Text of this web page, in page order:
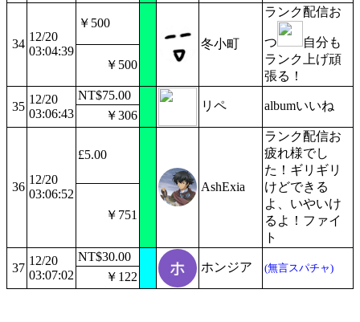
34
12/20
03:04:39
￥500
冬小町
ランク配信お
つ
自分も
ランク上げ頑
張る！
￥500
35
12/20
03:06:43
NT$75.00
リペ albumいいね
￥306
36
12/20
03:06:52
£5.00
AshExia
ランク配信お
疲れ様でし
た！ギリギリ
けどできる
よ、いやいけ
るよ！ファイ
ト
￥751
37
12/20
03:07:02
NT$30.00
ホンジア (無言スパチャ)
￥122